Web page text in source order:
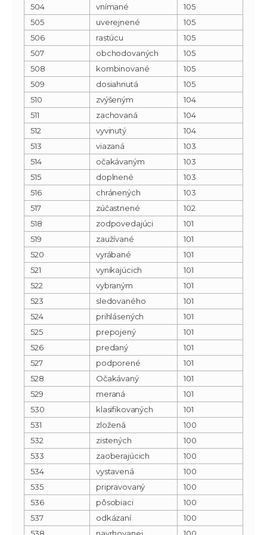
504
vnímané
105
505
uverejnené
105
506
rastúcu
105
507
obchodovaných
105
508
kombinované
105
509
dosiahnutá
105
510
zvýšeným
104
511
zachovaná
104
512
vyvinutý
104
513
viazaná
103
514
očakávaným
103
515
doplnené
103
516
chránených
103
517
zúčastnené
102
518
zodpovedajúci
101
519
zaužívané
101
520
vyrábané
101
521
vynikajúcich
101
522
vybraným
101
523
sledovaného
101
524
prihlásených
101
525
prepojený
101
526
predaný
101
527
podporené
101
528
Očakávaný
101
529
meraná
101
530
klasifikovaných
101
531
zložená
100
532
zistených
100
533
zaoberajúcich
100
534
vystavená
100
535
pripravovaný
100
536
pôsobiaci
100
537
odkázaní
100
538
navrhovanej 100